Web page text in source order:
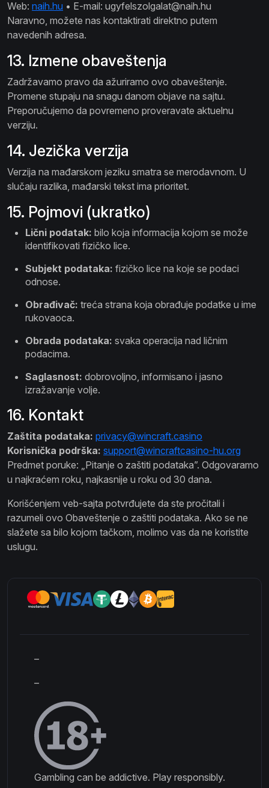
Web: naih.hu • E-mail: ugyfelszolgalat@naih.hu
Naravno, možete nas kontaktirati direktno putem
navedenih adresa.
13. Izmene obaveštenja
Zadržavamo pravo da ažuriramo ovo obaveštenje.
Promene stupaju na snagu danom objave na sajtu.
Preporučujemo da povremeno proveravate aktuelnu
verziju.
14. Jezička verzija
Verzija na mađarskom jeziku smatra se merodavnom. U
slučaju razlika, mađarski tekst ima prioritet.
15. Pojmovi (ukratko)
Lični podatak: bilo koja informacija kojom se može
identifikovati fizičko lice.
Subjekt podataka: fizičko lice na koje se podaci
odnose.
Obrađivač: treća strana koja obrađuje podatke u ime
rukovaoca.
Obrada podataka: svaka operacija nad ličnim
podacima.
Saglasnost: dobrovoljno, informisano i jasno
izražavanje volje.
16. Kontakt
Zaštita podataka: privacy@wincraft.casino
Korisnička podrška: support@wincraftcasino-hu.org
Predmet poruke: „Pitanje o zaštiti podataka”. Odgovaramo
u najkraćem roku, najkasnije u roku od 30 dana.
Korišćenjem veb-sajta potvrđujete da ste pročitali i
razumeli ovo Obaveštenje o zaštiti podataka. Ako se ne
slažete sa bilo kojom tačkom, molimo vas da ne koristite
uslugu.
–
–
Gambling can be addictive. Play responsibly.